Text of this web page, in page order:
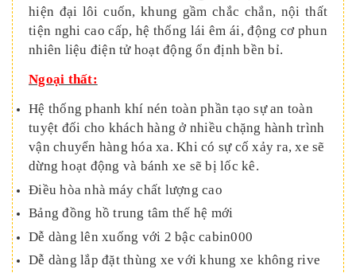
hiện đại lôi cuốn, khung gầm chắc chắn, nội thất
tiện nghi cao cấp, hệ thống lái êm ái, động cơ phun
nhiên liệu điện tử hoạt động ổn định bền bỉ.
Ngoại thất:
Hệ thống phanh khí nén toàn phần tạo sự an toàn
tuyệt đối cho khách hàng ở nhiều chặng hành trình
vận chuyển hàng hóa xa. Khi có sự cố xảy ra, xe sẽ
dừng hoạt động và bánh xe sẽ bị lốc kê.
Điều hòa nhà máy chất lượng cao
Bảng đồng hồ trung tâm thế hệ mới
Dễ dàng lên xuống với 2 bậc cabin000
Dễ dàng lắp đặt thùng xe với khung xe không rive